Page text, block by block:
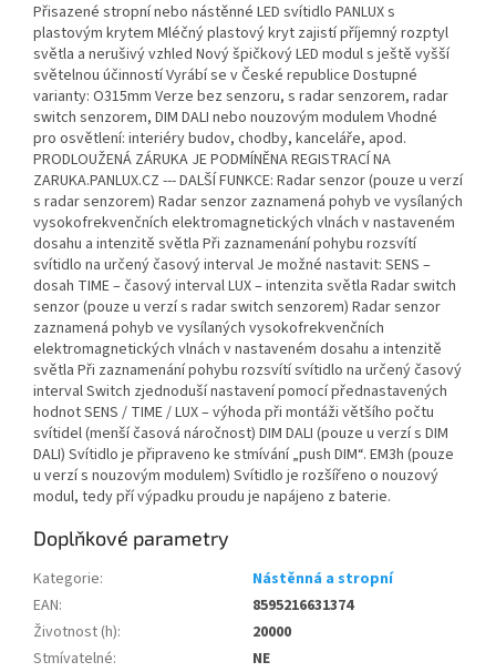
Přisazené stropní nebo nástěnné LED svítidlo PANLUX s
plastovým krytem Mléčný plastový kryt zajistí příjemný rozptyl
světla a nerušivý vzhled Nový špičkový LED modul s ještě vyšší
světelnou účinností Vyrábí se v České republice Dostupné
varianty: O315mm Verze bez senzoru, s radar senzorem, radar
switch senzorem, DIM DALI nebo nouzovým modulem Vhodné
pro osvětlení: interiéry budov, chodby, kanceláře, apod.
PRODLOUŽENÁ ZÁRUKA JE PODMÍNĚNA REGISTRACÍ NA
ZARUKA.PANLUX.CZ --- DALŠÍ FUNKCE: Radar senzor (pouze u verzí
s radar senzorem) Radar senzor zaznamená pohyb ve vysílaných
vysokofrekvenčních elektromagnetických vlnách v nastaveném
dosahu a intenzitě světla Při zaznamenání pohybu rozsvítí
svítidlo na určený časový interval Je možné nastavit: SENS –
dosah TIME – časový interval LUX – intenzita světla Radar switch
senzor (pouze u verzí s radar switch senzorem) Radar senzor
zaznamená pohyb ve vysílaných vysokofrekvenčních
elektromagnetických vlnách v nastaveném dosahu a intenzitě
světla Při zaznamenání pohybu rozsvítí svítidlo na určený časový
interval Switch zjednoduší nastavení pomocí přednastavených
hodnot SENS / TIME / LUX – výhoda při montáži většího počtu
svítidel (menší časová náročnost) DIM DALI (pouze u verzí s DIM
DALI) Svítidlo je připraveno ke stmívání „push DIM“. EM3h (pouze
u verzí s nouzovým modulem) Svítidlo je rozšířeno o nouzový
modul, tedy pří výpadku proudu je napájeno z baterie.
Doplňkové parametry
Kategorie:
Nástěnná a stropní
EAN:
8595216631374
Životnost (h):
20000
Stmívatelné:
NE